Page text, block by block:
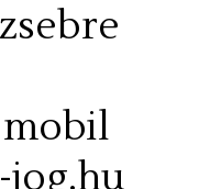
jog.hu